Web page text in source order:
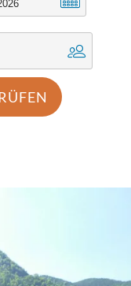
der
die Chiemgau
und
ein
Nutzung